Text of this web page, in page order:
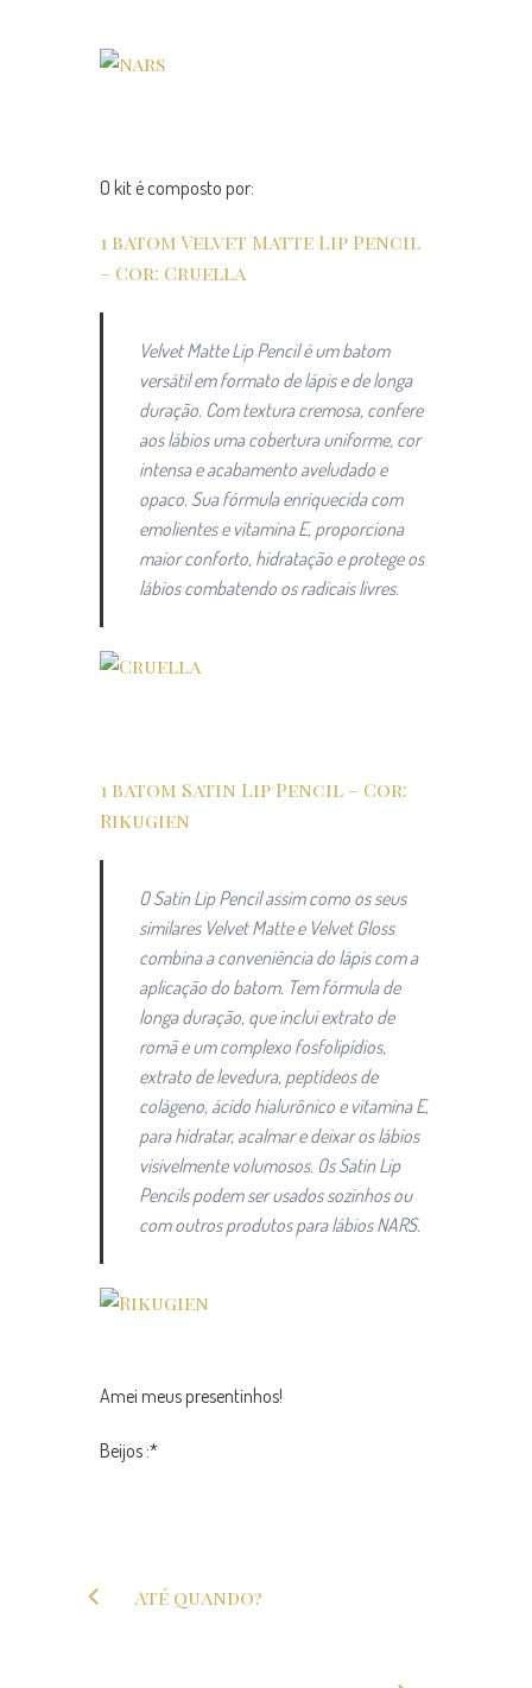
O kit é composto por:
1 batom Velvet Matte Lip Pencil
– Cor: Cruella
Velvet Matte Lip Pencil é um batom
versátil em formato de lápis e de longa
duração. Com textura cremosa, confere
aos lábios uma cobertura uniforme, cor
intensa e acabamento aveludado e
opaco. Sua fórmula enriquecida com
emolientes e vitamina E, proporciona
maior conforto, hidratação e protege os
lábios combatendo os radicais livres.
1 batom Satin Lip Pencil – Cor:
Rikugien
O Satin Lip Pencil assim como os seus
similares Velvet Matte e Velvet Gloss
combina a conveniência do lápis com a
aplicação do batom. Tem fórmula de
longa duração, que inclui extrato de
romã e um complexo fosfolipídios,
extrato de levedura, peptídeos de
colágeno, ácido hialurônico e vitamina E,
para hidratar, acalmar e deixar os lábios
visivelmente volumosos. Os Satin Lip
Pencils podem ser usados sozinhos ou
com outros produtos para lábios NARS.
Amei meus presentinhos!
Beijos :*
Até quando?